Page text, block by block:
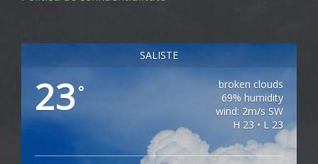
SALISTE
23°
broken clouds
69% humidity
wind: 2m/s SW
H 23 • L 23